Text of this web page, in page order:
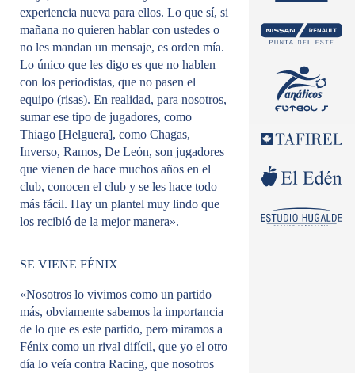
experiencia nueva para ellos. Lo que sí, si
mañana no quieren hablar con ustedes o
no les mandan un mensaje, es orden mía.
Lo único que les digo es que no hablen
con los periodistas, que no pasen el
equipo (risas). En realidad, para nosotros,
sumar ese tipo de jugadores, como
Thiago [Helguera], como Chagas,
Inverso, Ramos, De León, son jugadores
que vienen de hace muchos años en el
club, conocen el club y se les hace todo
más fácil. Hay un plantel muy lindo que
los recibió de la mejor manera».
SE VIENE FÉNIX
«Nosotros lo vivimos como un partido
más, obviamente sabemos la importancia
de lo que es este partido, pero miramos a
Fénix como un rival difícil, que yo el otro
día lo veía contra Racing, que nosotros